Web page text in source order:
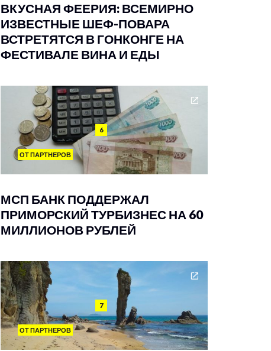
ВКУСНАЯ ФЕЕРИЯ: ВСЕМИРНО
ИЗВЕСТНЫЕ ШЕФ-ПОВАРА
ВСТРЕТЯТСЯ В ГОНКОНГЕ НА
ФЕСТИВАЛЕ ВИНА И ЕДЫ
6
ОТ ПАРТНЕРОВ
МСП БАНК ПОДДЕРЖАЛ
ПРИМОРСКИЙ ТУРБИЗНЕС НА 60
МИЛЛИОНОВ РУБЛЕЙ
7
ОТ ПАРТНЕРОВ